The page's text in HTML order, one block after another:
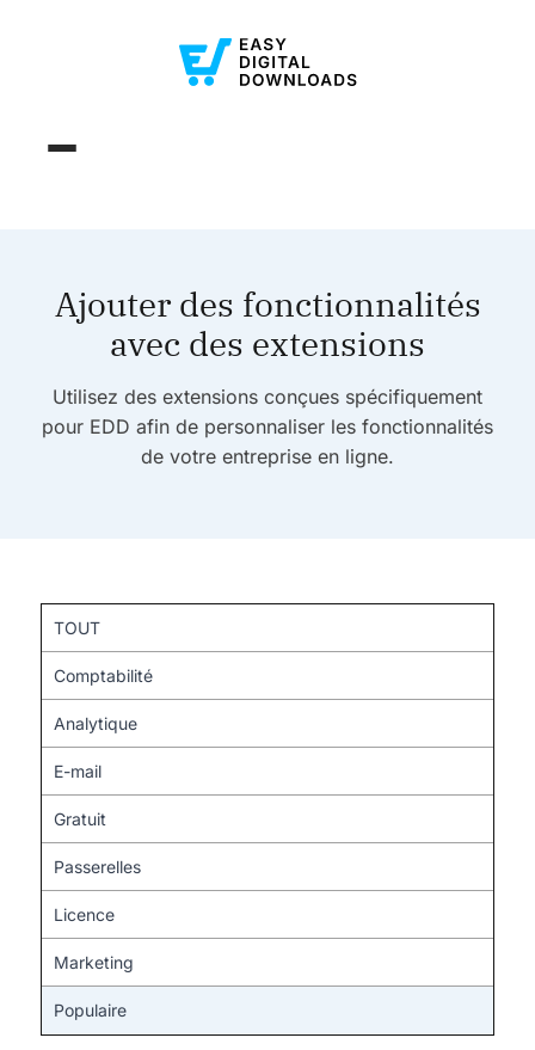
Ajouter des fonctionnalités
avec des extensions
Utilisez des extensions conçues spécifiquement
pour EDD afin de personnaliser les fonctionnalités
de votre entreprise en ligne.
TOUT
Comptabilité
Analytique
E-mail
Gratuit
Passerelles
Licence
Marketing
Populaire